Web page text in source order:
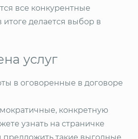
все конкурентные
делается выбор в
услуг
в оговоренные в договоре
конкретную
узнать на страничке